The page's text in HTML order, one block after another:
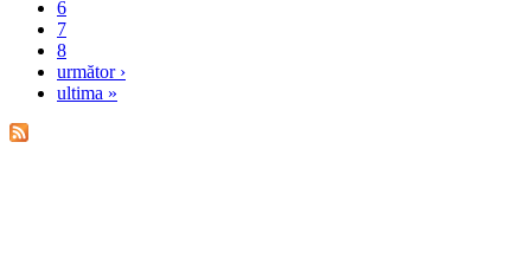
6
7
8
următor ›
ultima »